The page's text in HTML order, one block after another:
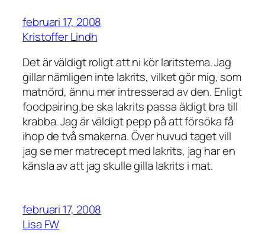
februari 17, 2008
Kristoffer Lindh
Det är väldigt roligt att ni kör laritstema. Jag
gillar nämligen inte lakrits, vilket gör mig, som
matnörd, ännu mer intresserad av den. Enligt
foodpairing.be ska lakrits passa äldigt bra till
krabba. Jag är väldigt pepp på att försöka få
ihop de två smakerna. Över huvud taget vill
jag se mer matrecept med lakrits, jag har en
känsla av att jag skulle gilla lakrits i mat.
februari 17, 2008
Lisa FW